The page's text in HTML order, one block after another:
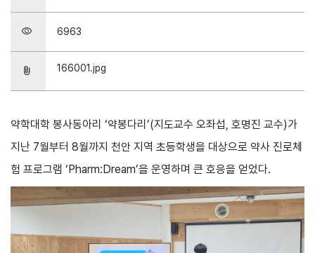
visibility 6963
attach_file 166001.jpg
약학대학 봉사동아리 ‘약봉다리’(지도교수 오좌섭, 호명진 교수)가
지난 7월부터 8월까지 천안 지역 초등학생을 대상으로 약사 진로체
험 프로그램 ‘Pharm:Dream’을 운영하며 큰 호응을 얻었다.